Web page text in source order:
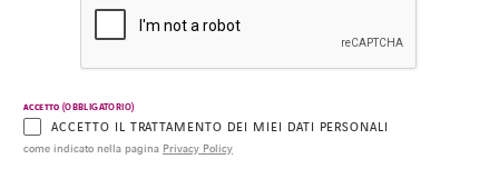
ACCETTO (OBBLIGATORIO)
ACCETTO IL TRATTAMENTO DEI MIEI DATI PERSONALI
come indicato nella pagina Privacy Policy